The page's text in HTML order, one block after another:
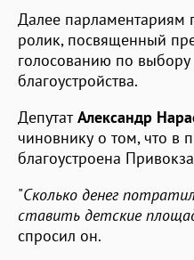
Далее парламентариям
ролик, посвященный
голосованию по выбору
благоустройства.
ДепутатАлександр
чиновнику о том, что в
благоустроена
"Сколько денег
ставить детские
спросил он.